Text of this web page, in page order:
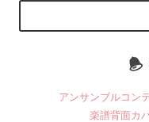
アンサンブルコン
楽譜背面カ